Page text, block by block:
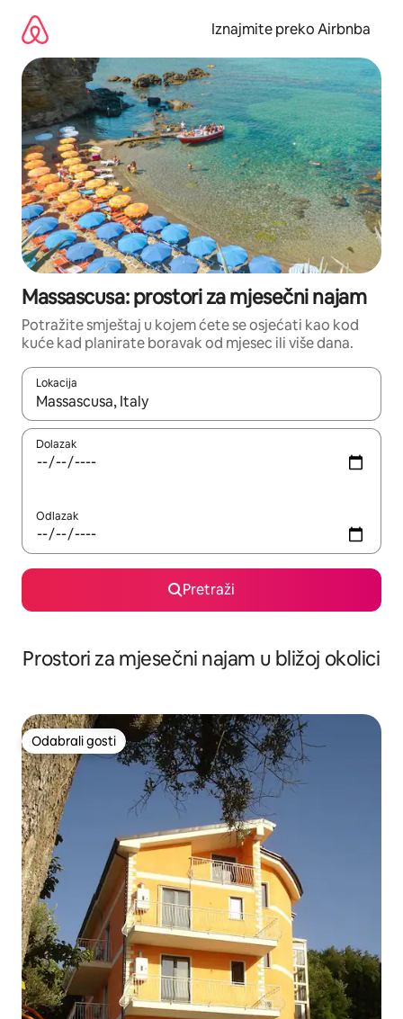
sadržaj
Iznajmite preko Airbnba
Massascusa: prostori za mjesečni najam
Potražite smještaj u kojem ćete se osjećati kao kod
kuće kad planirate boravak od mjesec ili više dana.
Lokacija
Kada budu dostupni rezultati, moći ćete ih pregledati
Dolazak
Odlazak
Pretraži
Prostori za mjesečni najam u bližoj okolici
Odabrali gosti
Odabrali gosti